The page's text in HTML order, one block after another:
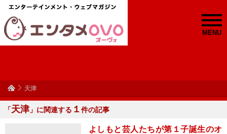
MENU
天津
「天津」に関連する １ 件の記事
よしもと芸人たちが第１子誕生のオ